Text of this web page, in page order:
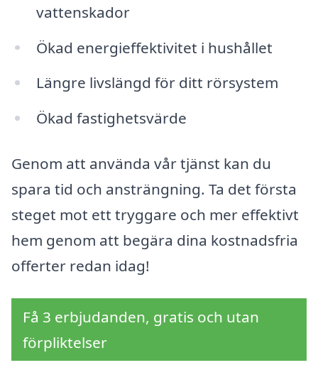
vattenskador
Ökad energieffektivitet i hushållet
Längre livslängd för ditt rörsystem
Ökad fastighetsvärde
Genom att använda vår tjänst kan du
spara tid och ansträngning. Ta det första
steget mot ett tryggare och mer effektivt
hem genom att begära dina kostnadsfria
offerter redan idag!
Få 3 erbjudanden, gratis och utan
förpliktelser